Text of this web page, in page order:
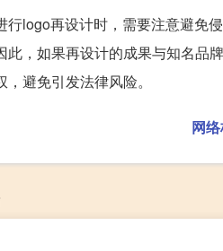
行logo再设计时，需要注意避免
此，如果再设计的成果与知名品
避免引发法律风险。
网络